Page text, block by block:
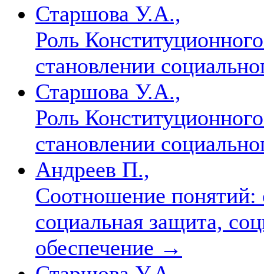
Старшова У.А.,
Роль
становлении
Старшова У.А.,
Роль
становлении
Андреев П.,
Соотношение понятий:
социальная защита,
обеспечение →